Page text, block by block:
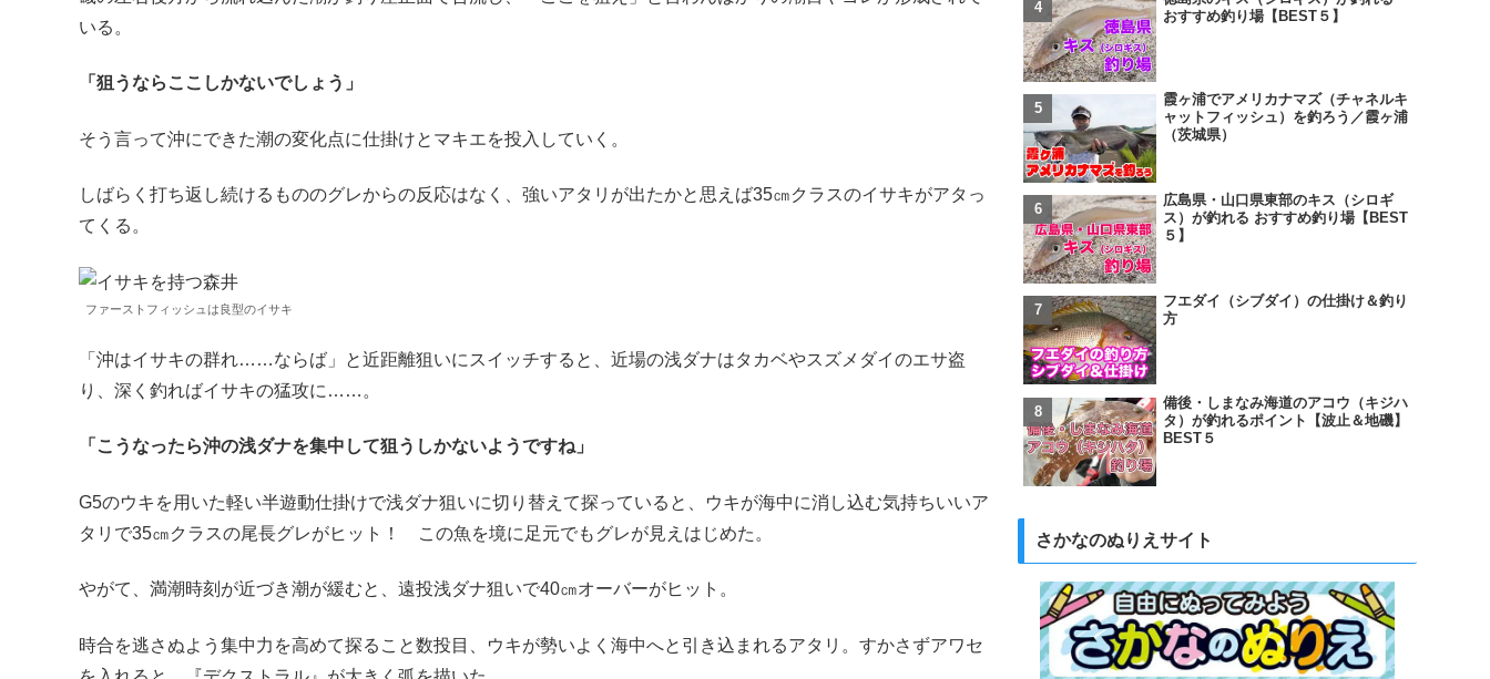
いる。
「狙うならここしかないでしょう」
そう言って沖にできた潮の変化点に仕掛けとマキエを投入していく。
しばらく打ち返し続けるもののグレからの反応はなく、強いアタリが出たかと思えば35㎝クラスのイサキがアタっ
てくる。
ファーストフィッシュは良型のイサキ
「沖はイサキの群れ……ならば」と近距離狙いにスイッチすると、近場の浅ダナはタカベやスズメダイのエサ盗
り、深く釣ればイサキの猛攻に……。
「こうなったら沖の浅ダナを集中して狙うしかないようですね」
G5のウキを用いた軽い半遊動仕掛けで浅ダナ狙いに切り替えて探っていると、ウキが海中に消し込む気持ちいいア
タリで35㎝クラスの尾長グレがヒット！ この魚を境に足元でもグレが見えはじめた。
やがて、満潮時刻が近づき潮が緩むと、遠投浅ダナ狙いで40㎝オーバーがヒット。
時合を逃さぬよう集中力を高めて探ること数投目、ウキが勢いよく海中へと引き込まれるアタリ。すかさずアワセ
おすすめ釣り場【BEST５】
霞ヶ浦でアメリカナマズ（チャネルキ
ャットフィッシュ）を釣ろう／霞ヶ浦
（茨城県）
広島県・山口県東部のキス（シロギ
ス）が釣れる おすすめ釣り場【BEST
５】
フエダイ（シブダイ）の仕掛け＆釣り
方
備後・しまなみ海道のアコウ（キジハ
タ）が釣れるポイント【波止＆地磯】
BEST５
さかなのぬりえサイト